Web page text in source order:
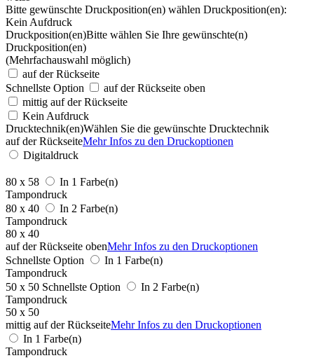
Bitte gewünschte Druckposition(en) wählen Druckposition(en):
Kein Aufdruck
Druckposition(en)Bitte wählen Sie Ihre gewünschte(n)
Druckposition(en)
(Mehrfachauswahl möglich)
auf der Rückseite
Schnellste Option
auf der Rückseite oben
mittig auf der Rückseite
Kein Aufdruck
Drucktechnik(en)Wählen Sie die gewünschte Drucktechnik
auf der RückseiteMehr Infos zu den Druckoptionen
Digitaldruck
80 x 58
In 1 Farbe(n)
Tampondruck
80 x 40
In 2 Farbe(n)
Tampondruck
80 x 40
auf der Rückseite obenMehr Infos zu den Druckoptionen
Schnellste Option
In 1 Farbe(n)
Tampondruck
50 x 50 Schnellste Option
In 2 Farbe(n)
Tampondruck
50 x 50
mittig auf der RückseiteMehr Infos zu den Druckoptionen
In 1 Farbe(n)
Tampondruck